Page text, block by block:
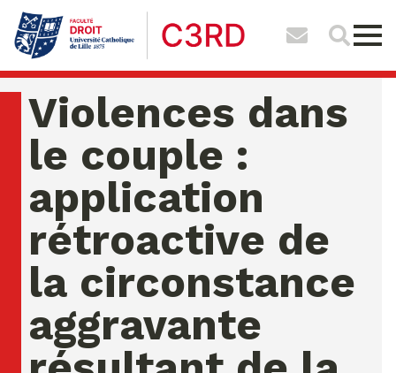
Violences dans
le couple :
application
rétroactive de
la circonstance
aggravante